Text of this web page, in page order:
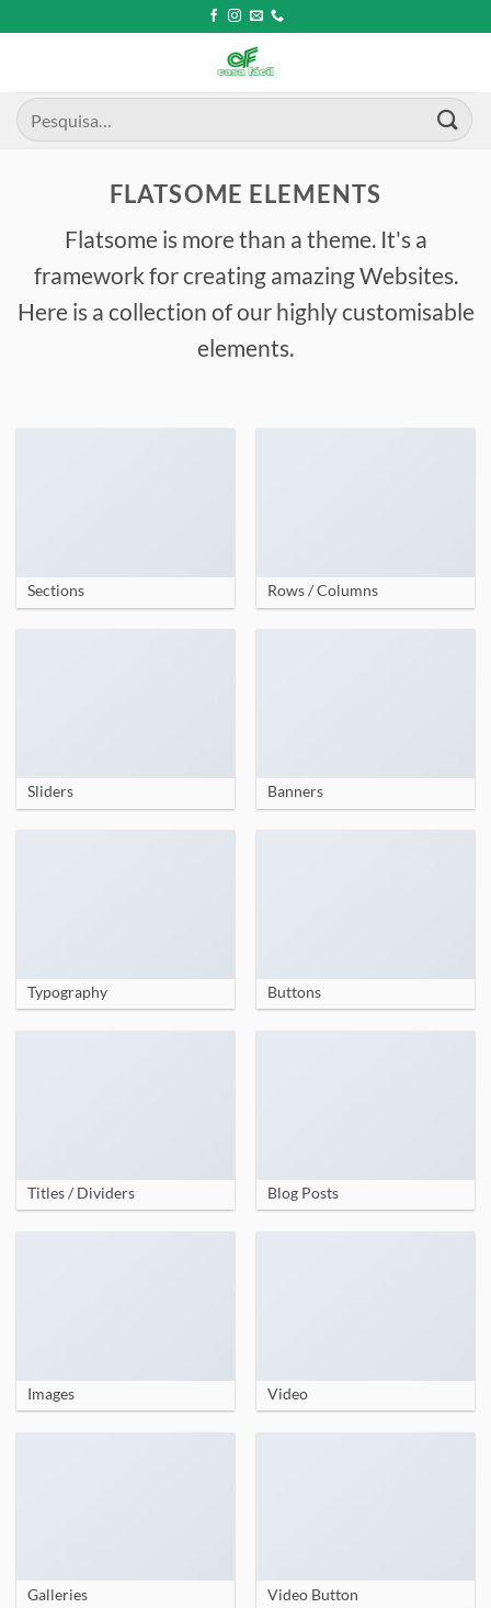
to
Pesquisar
por:
FLATSOME ELEMENTS
Flatsome is more than a theme. It's a
framework for creating amazing Websites.
Here is a collection of our highly customisable
elements.
Sections Rows / Columns
Sliders Banners
Typography Buttons
Titles / Dividers Blog Posts
Images Video
Galleries Video Button